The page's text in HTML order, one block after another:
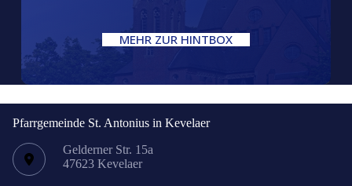
MEHR ZUR HINTBOX
Pfarrgemeinde St. Antonius in Kevelaer
Gelderner Str. 15a
47623 Kevelaer